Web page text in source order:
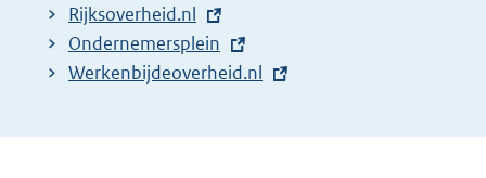
E
x
t
r
Rijksoverheid.nl
E
x
e
Ondernemersplein
E
t
Werkenbijdeoverheid.nl